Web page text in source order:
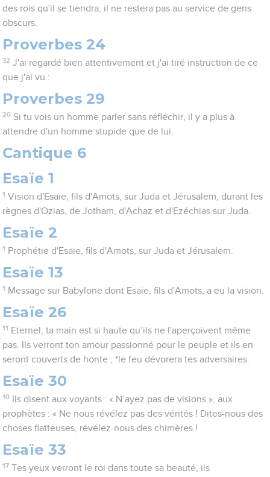
des rois qu'il se tiendra, il ne restera pas au service de gens
obscurs.
Proverbes 24
32 J'ai regardé bien attentivement et j'ai tiré instruction de ce
que j'ai vu :
Proverbes 29
20 Si tu vois un homme parler sans réfléchir, il y a plus à
attendre d'un homme stupide que de lui.
Cantique 6
Esaïe 1
1 Vision d'Esaïe, fils d'Amots, sur Juda et Jérusalem, durant les
règnes d'Ozias, de Jotham, d'Achaz et d'Ezéchias sur Juda.
Esaïe 2
1 Prophétie d'Esaïe, fils d'Amots, sur Juda et Jérusalem.
Esaïe 13
1 Message sur Babylone dont Esaïe, fils d'Amots, a eu la vision.
Esaïe 26
11 Eternel, ta main est si haute qu’ils ne l'aperçoivent même
pas. Ils verront ton amour passionné pour le peuple et ils en
seront couverts de honte ; *le feu dévorera tes adversaires.
Esaïe 30
10
Ils disent aux voyants : « N’ayez pas de visions », aux
prophètes : « Ne nous révélez pas des vérités ! Dites-nous des
choses flatteuses, révélez-nous des chimères !
Esaïe 33
17 Tes yeux verront le roi dans toute sa beauté, ils